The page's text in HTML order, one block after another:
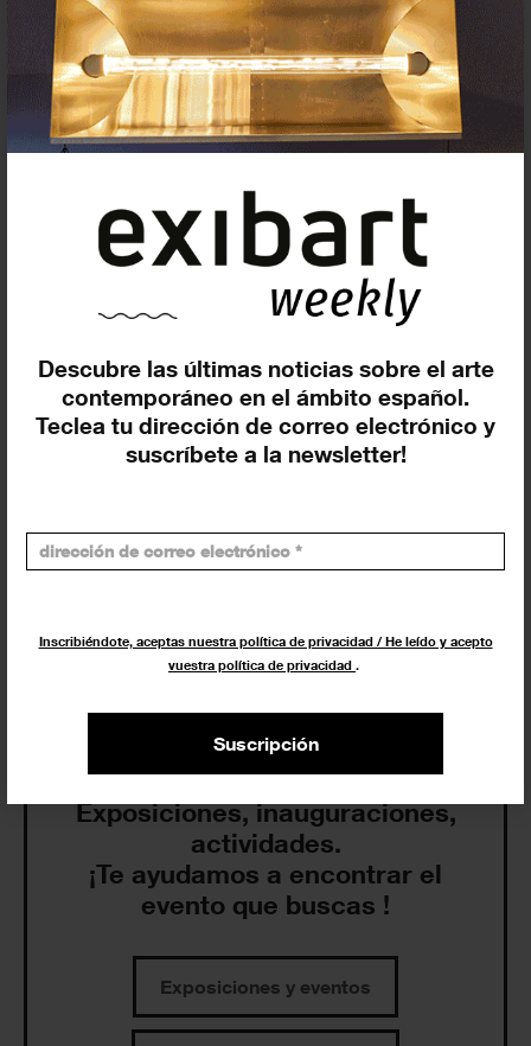
Descubre las últimas noticias sobre el arte
contemporáneo en el ámbito español.
Teclea tu dirección de correo electrónico y
suscríbete a la newsletter!
Inscribiéndote, aceptas nuestra política de privacidad / He leído y acepto
vuestra política de privacidad .
Suscripción
28 NOVIEMBRE 2025 FESTIVALES
Suscríbete a la newsletter
Insertar residencias
Exposiciones, inauguraciones,
actividades.
¡Te ayudamos a encontrar el
evento que buscas !
Exposiciones y eventos